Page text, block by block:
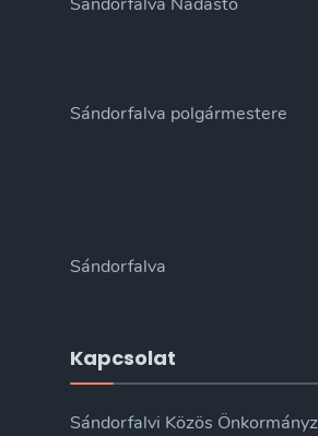
Sándorfalva polgármestere
Sándorfalva
Kapcsolat
Sándorfalvi Közös